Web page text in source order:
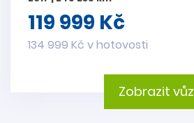
119 999 Kč
134 999 Kč v hotovosti
Zobrazit vůz